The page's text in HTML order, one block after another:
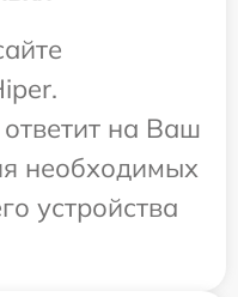
на Ваш
необходимых
устройства